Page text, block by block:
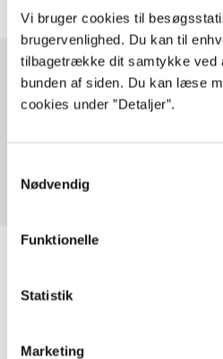
Vi bruger cookies til
brugervenlighed. Du kan til
tilbagetrække dit samtykke ved
bunden af siden. Du kan læse
cookies under ”Detaljer”.
Nødvendig
Funktionelle
Statistik
Marketing
Artikler med samme